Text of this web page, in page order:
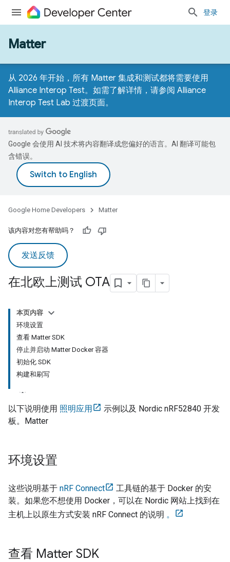
登录
Matter
从 2026 年开始，所有 Matter 集成和测试都将需要使用
Alliance Interop Test。如需了解详情，请参阅 Alliance
Interop Test Lab 过渡页面。
Google 会使用 AI 技术将内容翻译成您偏好的语言。AI 翻译可能包
含错误。
Google Home Developers Matter
该内容对您有帮助吗？
发送反馈
在北欧上测试 OTA
本页内容
环境设置
查看 Matter SDK
停止并启动 Matter Docker 容器
初始化 SDK
构建和刷写
以下说明使用 照明应用
示例以及 Nordic nRF52840 开发
板。 Matter
环境设置
这些说明基于 nRF Connect
工具链的基于 Docker 的安
装。如果您不想使用 Docker，可以在 Nordic 网站上找到在
主机上以原生方式安装 nRF Connect 的说明 。
查看 Matter SDK